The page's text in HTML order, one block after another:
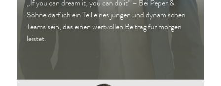
„If you can dream it, you can do it“ – Bei Peper &
Söhne darf ich ein Teil eines jungen und dynamischen
Teams sein, das einen wertvollen Beitrag für morgen
leistet.